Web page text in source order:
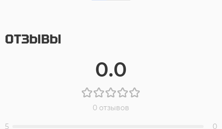
ОТЗЫВЫ
0.0
0 отзывов
5
0